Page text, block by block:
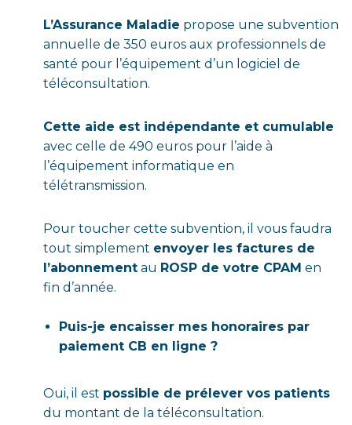
L’Assurance Maladie propose une subvention
annuelle de 350 euros aux professionnels de
santé pour l’équipement d’un logiciel de
téléconsultation.
Cette aide est indépendante et cumulable
avec celle de 490 euros pour l’aide à
l’équipement informatique en
télétransmission.
Pour toucher cette subvention, il vous faudra
tout simplement envoyer les factures de
l’abonnement au ROSP de votre CPAM en
fin d’année.
Puis-je encaisser mes honoraires par
paiement CB en ligne ?
Oui, il est possible de prélever vos patients
du montant de la téléconsultation.